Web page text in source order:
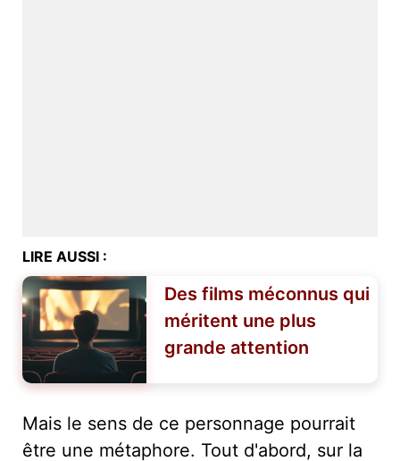
LIRE AUSSI :
Des films méconnus qui
méritent une plus
grande attention
Mais le sens de ce personnage pourrait
être une métaphore. Tout d'abord, sur la